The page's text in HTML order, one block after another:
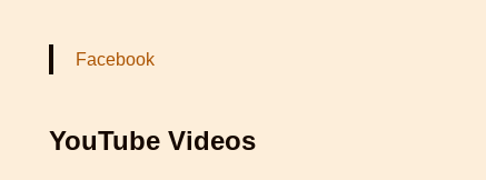
Facebook
YouTube Videos